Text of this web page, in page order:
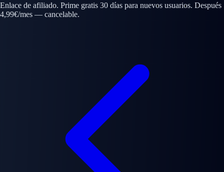
Enlace de afiliado. Prime gratis 30 días para nuevos usuarios. Después
4,99€/mes — cancelable.